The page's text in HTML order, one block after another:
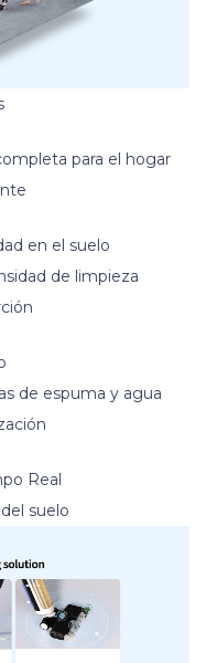
para el hogar
en el suelo
de limpieza
de espuma y agua
Real
suelo